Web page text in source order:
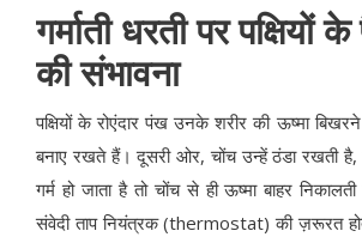
गर्माती धरती पर पक्षियों
की संभावना
पक्षियों के रोएंदार पंख उनके शरीर की ऊष्मा
बनाए रखते हैं। दूसरी ओर, चोंच उन्हें ठंडा रखती
गर्म हो जाता है तो चोंच से ही ऊष्मा बाहर
संवेदी ताप नियंत्रक (thermostat) की ज़रूरत